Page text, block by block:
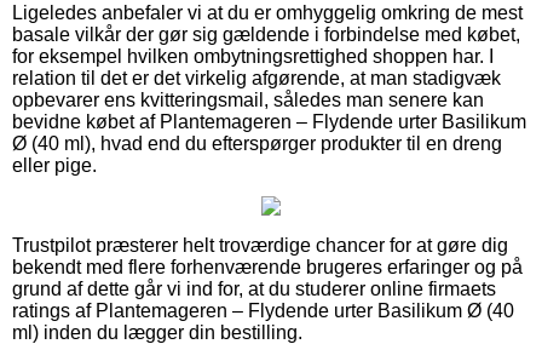
Ligeledes anbefaler vi at du er omhyggelig omkring de mest
basale vilkår der gør sig gældende i forbindelse med købet,
for eksempel hvilken ombytningsrettighed shoppen har. I
relation til det er det virkelig afgørende, at man stadigvæk
opbevarer ens kvitteringsmail, således man senere kan
bevidne købet af Plantemageren – Flydende urter Basilikum
Ø (40 ml), hvad end du efterspørger produkter til en dreng
eller pige.
Trustpilot præsterer helt troværdige chancer for at gøre dig
bekendt med flere forhenværende brugeres erfaringer og på
grund af dette går vi ind for, at du studerer online firmaets
ratings af Plantemageren – Flydende urter Basilikum Ø (40
ml) inden du lægger din bestilling.